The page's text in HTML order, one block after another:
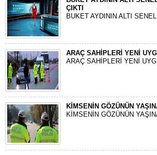
ÇIKTI
BUKET AYDININ ALTI
ARAÇ SAHİPLERİ YENİ
ARAÇ SAHİPLERİ YENİ
KİMSENİN GÖZÜNÜN
KİMSENİN GÖZÜNÜN